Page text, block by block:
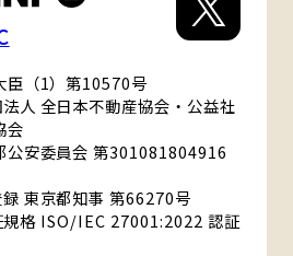
臣（1）第10570号
人 全日本不動産協会・公益社
会
公安委員会 第301081804916
東京都知事 第66270号
格 ISO/IEC 27001:2022 認証